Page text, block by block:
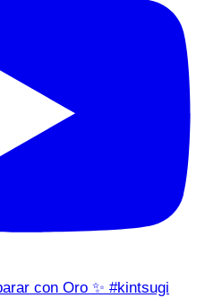
con Oro ✨ #kintsugi